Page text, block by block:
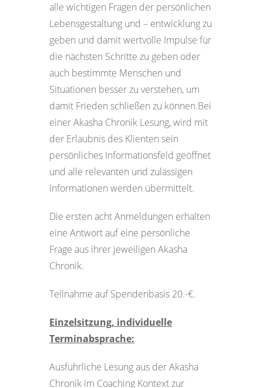
alle wichtigen Fragen der persönlichen
Lebensgestaltung und – entwicklung zu
geben und damit wertvolle Impulse für
die nächsten Schritte zu geben oder
auch bestimmte Menschen und
Situationen besser zu verstehen, um
damit Frieden schließen zu können.Bei
einer Akasha Chronik Lesung, wird mit
der Erlaubnis des Klienten sein
persönliches Informationsfeld geöffnet
und alle relevanten und zulässigen
Informationen werden übermittelt.
Die ersten acht Anmeldungen erhalten
eine Antwort auf eine persönliche
Frage aus ihrer jeweiligen Akasha
Chronik.
Teilnahme auf Spendenbasis 20.-€.
Einzelsitzung, individuelle
Terminabsprache:
Ausführliche Lesung aus der Akasha
Chronik im Coaching Kontext zur